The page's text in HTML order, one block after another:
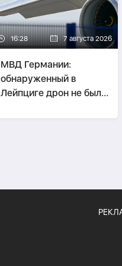
16:28 7 августа 2026
МВД Германии:
обнаруженный в
Лейпциге дрон не был
боеприпасов